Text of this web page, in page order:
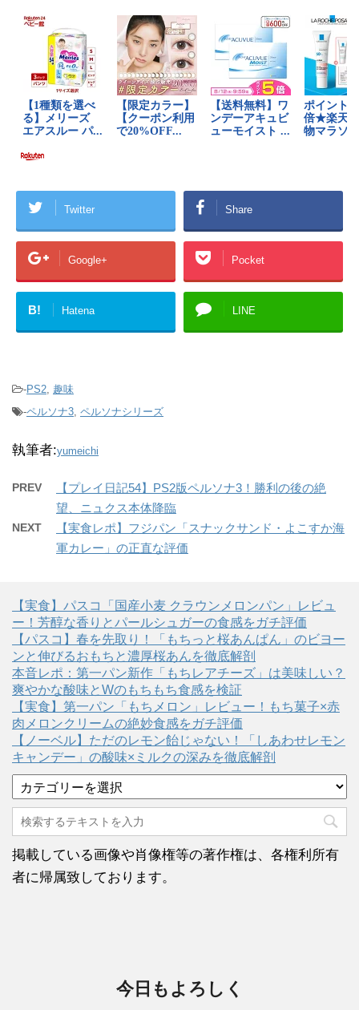
Twitter Share
Google+ Pocket
B! Hatena LINE
-PS2 趣味
-ペルソナ3 ペルソナシリーズ
執筆者:yumeichi
PREV
【プレイ日記54】PS2版ペルソナ3！勝利の後の絶
望、ニュクス本体降臨
NEXT
【実食レポ】フジパン「スナックサンド・よこすか海
軍カレー」の正直な評価
【実食】パスコ「国産小麦 クラウンメロンパン」レビュ
ー！芳醇な香りとパールシュガーの食感をガチ評価
【パスコ】春を先取り！「もちっと桜あんぱん」のビヨー
ンと伸びるおもちと濃厚桜あんを徹底解剖
本音レポ：第一パン新作「もちレアチーズ」は美味しい？
爽やかな酸味とWのもちもち食感を検証
【実食】第一パン「もちメロン」レビュー！もち菓子×赤
肉メロンクリームの絶妙食感をガチ評価
【ノーベル】ただのレモン飴じゃない！「しあわせレモン
キャンデー」の酸味×ミルクの深みを徹底解剖
テ
ゴ
リ
ー
掲載している画像や肖像権等の著作権は、各権利所有
者に帰属致しております。
今日もよろしく